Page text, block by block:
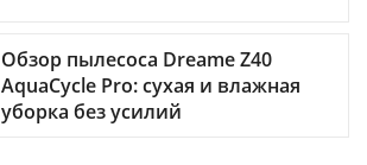
Обзор пылесоса Dreame Z40
AquaCycle Pro: сухая и влажная
уборка без усилий